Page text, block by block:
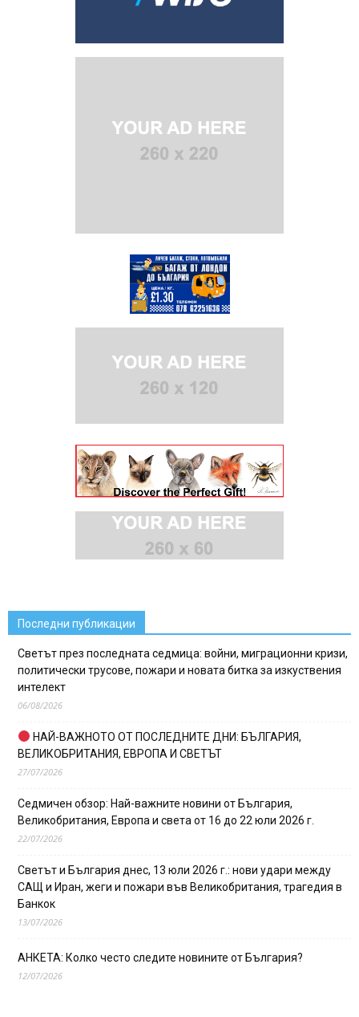
Последни публикации
Светът през последната седмица: войни, миграционни кризи,
политически трусове, пожари и новата битка за изкуствения
интелект
06/08/2026
НАЙ-ВАЖНОТО ОТ ПОСЛЕДНИТЕ ДНИ: БЪЛГАРИЯ,
ВЕЛИКОБРИТАНИЯ, ЕВРОПА И СВЕТЪТ
27/07/2026
Седмичен обзор: Най-важните новини от България,
Великобритания, Европа и света от 16 до 22 юли 2026 г.
22/07/2026
Светът и България днес, 13 юли 2026 г.: нови удари между
САЩ и Иран, жеги и пожари във Великобритания, трагедия в
Банкок
13/07/2026
АНКЕТА: Колко често следите новините от България?
12/07/2026